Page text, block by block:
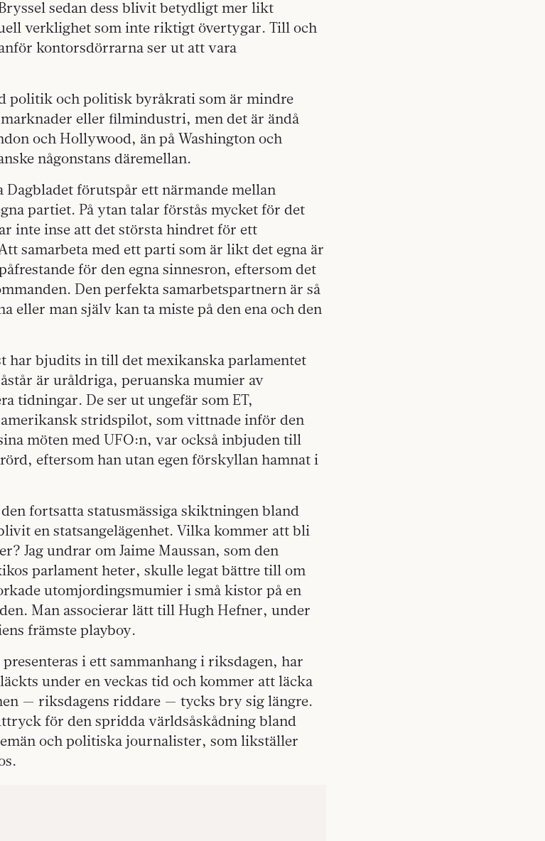
sedan dess blivit betydligt mer likt
verklighet som inte riktigt övertygar. Till och
kontorsdörrarna ser ut att vara
politik och politisk byråkrati som är mindre
eller filmindustri, men det är ändå
och Hollywood, än på Washington och
någonstans däremellan.
Dagbladet förutspår ett närmande mellan
partiet. På ytan talar förstås mycket för det
inte inse att det största hindret för ett
samarbeta med ett parti som är likt det egna är
för den egna sinnesron, eftersom det
Den perfekta samarbetspartnern är så
eller man själv kan ta miste på den ena och den
har bjudits in till det mexikanska parlamentet
är uråldriga, peruanska mumier av
tidningar. De ser ut ungefär som ET,
stridspilot, som vittnade inför den
möten med UFO:n, var också inbjuden till
eftersom han utan egen förskyllan hamnat i
fortsatta statusmässiga skiktningen bland
en statsangelägenhet. Vilka kommer att bli
Jag undrar om Jaime Maussan, som den
parlament heter, skulle legat bättre till om
utomjordingsmumier i små kistor på en
Man associerar lätt till Hugh Hefner, under
främste playboy.
i ett sammanhang i riksdagen, har
under en veckas tid och kommer att läcka
— riksdagens riddare — tycks bry sig längre.
för den spridda världsåskådning bland
och politiska journalister, som likställer